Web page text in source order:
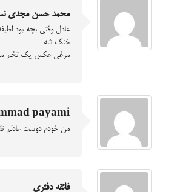
محمد حسن مجدی
عادل وقتی بچه بود
خنک شه
مرغی عکس یک تخم مرغ
payami
من خودم دوست عادلم
فائقه دفتری